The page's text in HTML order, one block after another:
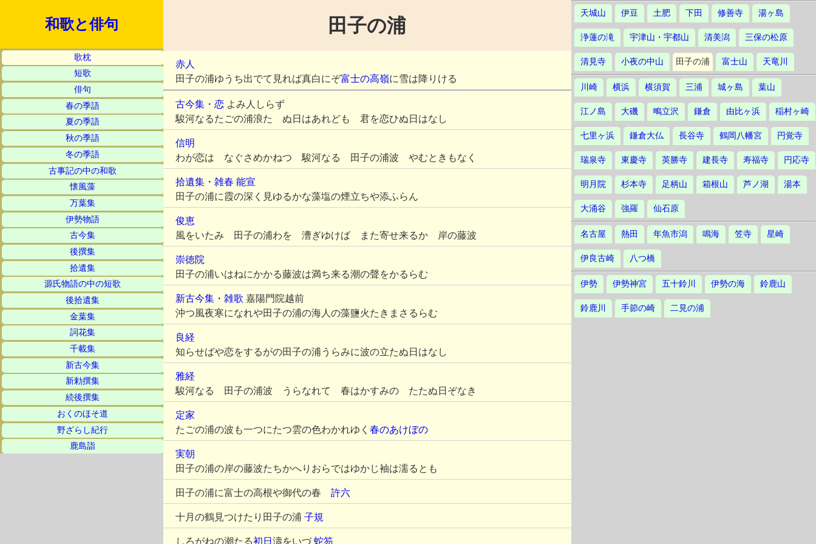
和歌と俳句
歌枕
短歌
俳句
春の季語
夏の季語
秋の季語
冬の季語
古事記の中の和歌
懐風藻
万葉集
伊勢物語
古今集
後撰集
拾遺集
源氏物語の中の短歌
後拾遺集
金葉集
詞花集
千載集
新古今集
新勅撰集
続後撰集
おくのほそ道
野ざらし紀行
鹿島詣
田子の浦
赤人
田子の浦ゆうち出でて見れば真白にぞ富士の高嶺に雪は降りける
古今集・恋よみ人しらず
駿河なるたごの浦浪たゝぬ日はあれども 君を恋ひぬ日はなし
信明
わが恋は なぐさめかねつ 駿河なる 田子の浦波 やむときもなく
拾遺集・雑春 能宣
田子の浦に霞の深く見ゆるかな藻塩の煙立ちや添ふらん
俊恵
風をいたみ 田子の浦わを 漕ぎゆけば また寄せ来るか 岸の藤波
崇徳院
田子の浦いはねにかかる藤波は満ち来る潮の聲をかるらむ
新古今集・雑歌 嘉陽門院越前
沖つ風夜寒になれや田子の浦の海人の藻鹽火たきまさるらむ
良経
知らせばや恋をするがの田子の浦うらみに波の立たぬ日はなし
雅経
駿河なる 田子の浦波 うらなれて 春はかすみの たたぬ日ぞなき
定家
たごの浦の波も一つにたつ雲の色わかれゆく 春のあけぼの
実朝
田子の浦の岸の藤波たちかへりおらではゆかじ袖は濡るとも
田子の浦に富士の高根や御代の春 許六
十月の鶴見つけたり田子の浦 子規
しろがねの潮たる初日 濤をいづ蛇笏
天城山 伊豆 土肥 下田 修善寺 湯ヶ島
浄蓮の滝 宇津山・宇都山 清美潟 三保の松原
清見寺 小夜の中山 田子の浦 富士山 天竜川
川崎 横浜 横須賀 三浦 城ヶ島 葉山
江ノ島 大磯 鴫立沢 鎌倉 由比ヶ浜 稲村ヶ崎
七里ヶ浜 鎌倉大仏 長谷寺 鶴岡八幡宮 円覚寺
瑞泉寺 東慶寺 英勝寺 建長寺 寿福寺 円応寺
明月院 杉本寺 足柄山 箱根山 芦ノ湖 湯本
大涌谷 強羅 仙石原
名古屋 熱田 年魚市潟 鳴海 笠寺 星崎
伊良古崎 八つ橋
伊勢 伊勢神宮 五十鈴川 伊勢の海 鈴鹿山
鈴鹿川 手節の崎 二見の浦